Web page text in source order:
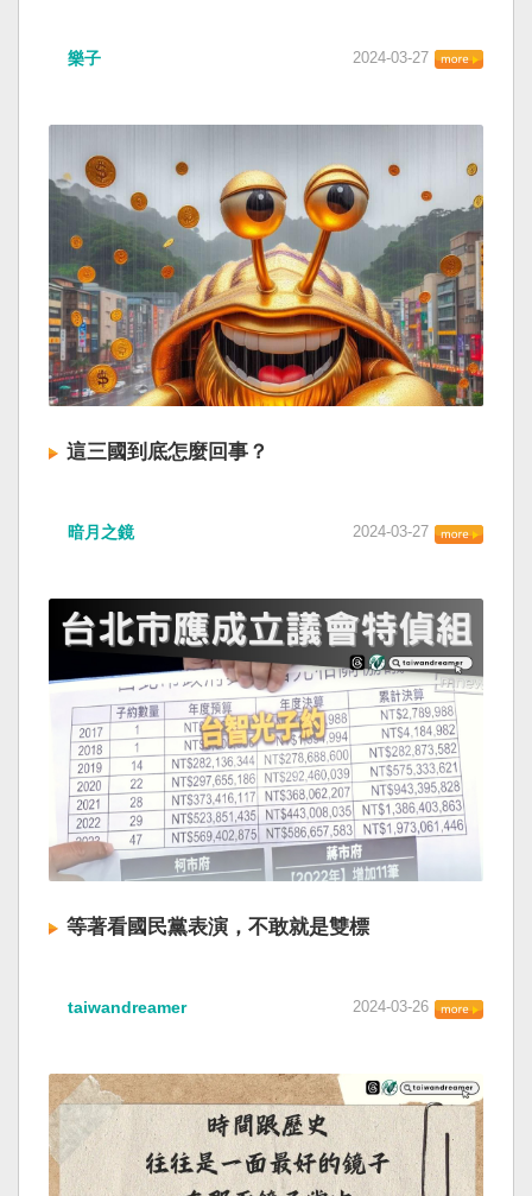
樂子 2024-03-27
這三國到底怎麼回事？
暗月之鏡 2024-03-27
等著看國民黨表演，不敢就是雙標
taiwandreamer 2024-03-26